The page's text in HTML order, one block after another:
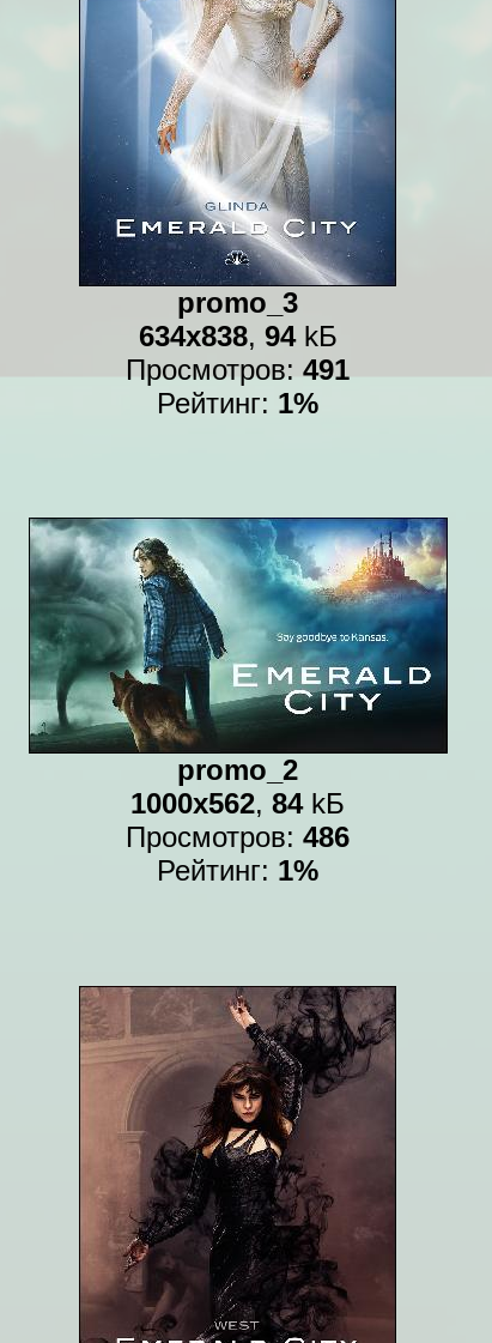
promo_3
634x838, 94kБ
Просмотров: 491
Рейтинг: 1%
promo_2
1000x562, 84kБ
Просмотров: 486
Рейтинг: 1%